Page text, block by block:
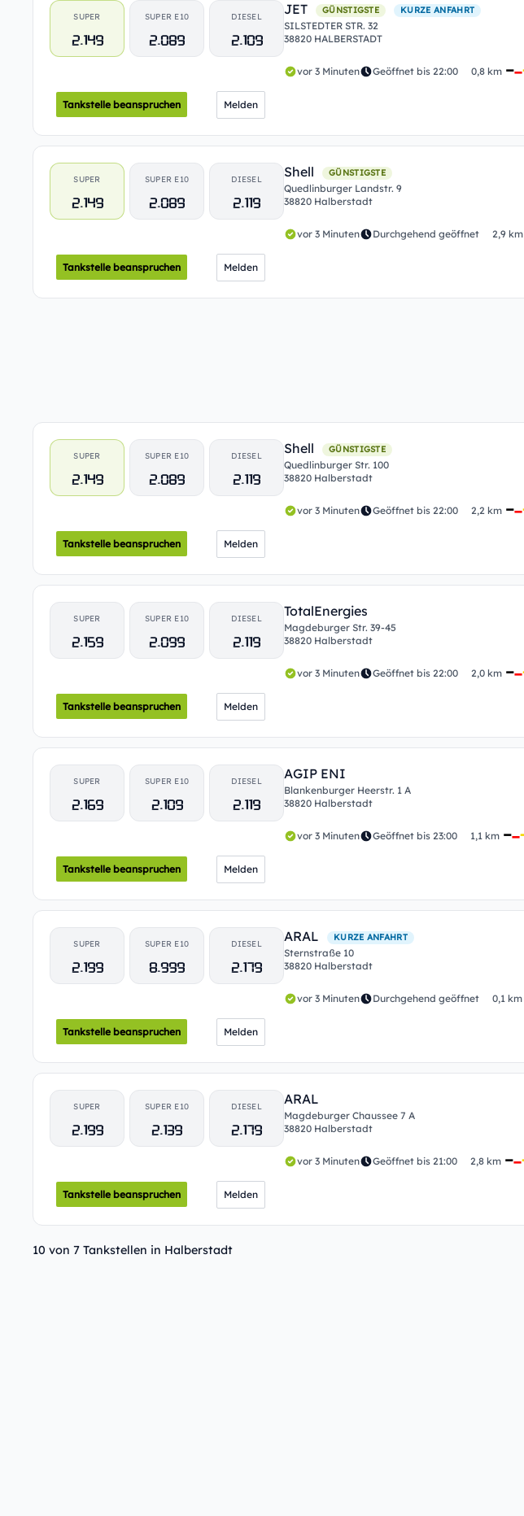
SUPER
2.149
SUPER E10
2.089
DIESEL
2.109
JET GÜNSTIGSTE KURZE ANFAHRT
SILSTEDTER STR. 32
38820 HALBERSTADT
vor 3 Minuten Geöffnet bis 22:00 0,8 km
Tankstelle beanspruchen Melden
SUPER
2.149
SUPER E10
2.089
DIESEL
2.119
Shell GÜNSTIGSTE
Quedlinburger Landstr. 9
38820 Halberstadt
vor 3 Minuten Durchgehend geöffnet 2,9 km
Tankstelle beanspruchen Melden
SUPER
2.149
SUPER E10
2.089
DIESEL
2.119
Shell GÜNSTIGSTE
Quedlinburger Str. 100
38820 Halberstadt
vor 3 Minuten Geöffnet bis 22:00 2,2 km
Tankstelle beanspruchen Melden
SUPER
2.159
SUPER E10
2.099
DIESEL
2.119
TotalEnergies
Magdeburger Str. 39-45
38820 Halberstadt
vor 3 Minuten Geöffnet bis 22:00 2,0 km
Tankstelle beanspruchen Melden
SUPER
2.169
SUPER E10
2.109
DIESEL
2.119
AGIP ENI
Blankenburger Heerstr. 1 A
38820 Halberstadt
vor 3 Minuten Geöffnet bis 23:00 1,1 km
Tankstelle beanspruchen Melden
SUPER
2.199
SUPER E10
8.999
DIESEL
2.179
ARAL KURZE ANFAHRT
Sternstraße 10
38820 Halberstadt
vor 3 Minuten Durchgehend geöffnet 0,1 km
Tankstelle beanspruchen Melden
SUPER
2.199
SUPER E10
2.139
DIESEL
2.179
ARAL
Magdeburger Chaussee 7 A
38820 Halberstadt
vor 3 Minuten Geöffnet bis 21:00 2,8 km
Tankstelle beanspruchen Melden
10 von 7 Tankstellen in Halberstadt